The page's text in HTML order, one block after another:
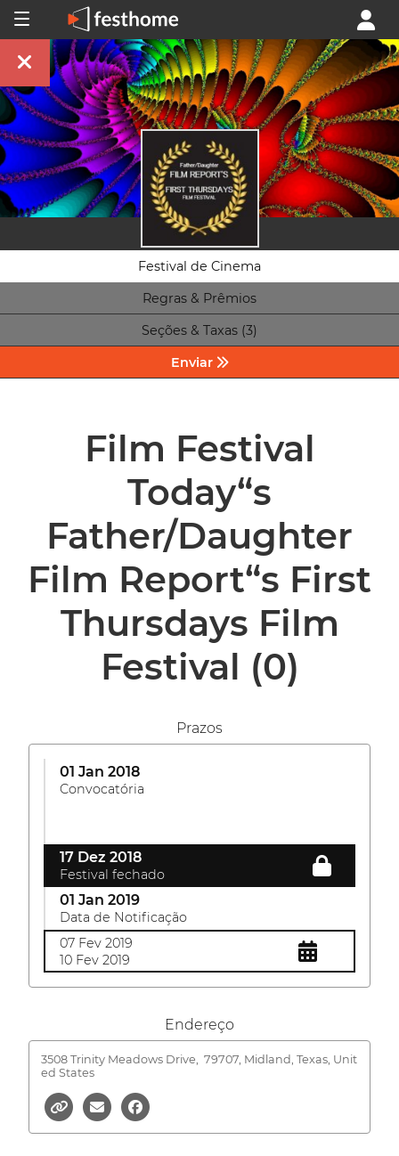
Festival de Cinema
Regras & Prêmios
Seções & Taxas (3)
Enviar
Film Festival
Today“s
Father/Daughter
Film Report“s First
Thursdays Film
Festival (0)
Prazos
01 Jan 2018
Convocatória
17 Dez 2018
Festival fechado
01 Jan 2019
Data de Notificação
07 Fev 2019
10 Fev 2019
Endereço
3508 Trinity Meadows Drive,
79707, Midland, Texas, Unit
ed States